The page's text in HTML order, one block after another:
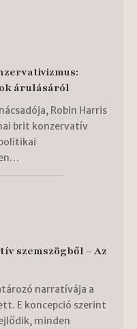
árulásáról
Robin Harris
brit konzervatív
szemszögből – Az
narratívája a
E koncepció szerint
minden